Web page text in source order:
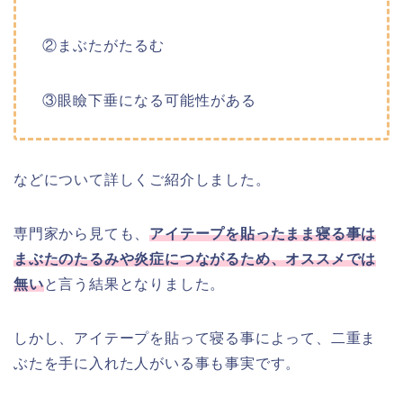
②まぶたがたるむ
③眼瞼下垂になる可能性がある
などについて詳しくご紹介しました。
専門家から見ても、アイテープを貼ったまま寝る事は
まぶたのたるみや炎症につながるため、オススメでは
無いと言う結果となりました。
しかし、アイテープを貼って寝る事によって、二重ま
ぶたを手に入れた人がいる事も事実です。